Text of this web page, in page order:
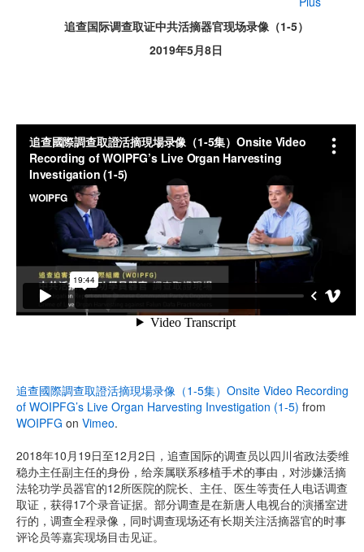
追查国际调查取证中共活摘器官现场录像（1-5）
2019年5月8日
追查國際調查取證活摘現場录像（1-5集）Onsite Video Recording
of WOIPFG’s Live Organ Harvesting Investigation (1-5) from
WOIPFG on Vimeo.
2018年10月19日至12月2日，追查国际的调查员以四川省政法委维
稳办主任副主任的身份，给亲属联系移植手术的事由，对涉嫌活摘
法轮功学员器官的12所医院的院长、主任、医生等责任人电话调查
取证，获得17个录音证据。部分调查是在新唐人电视台的演播室进
行的，调查全程录像，同时调查现场还有长期关注活摘器官的时事
评论员等嘉宾现场目击见证。